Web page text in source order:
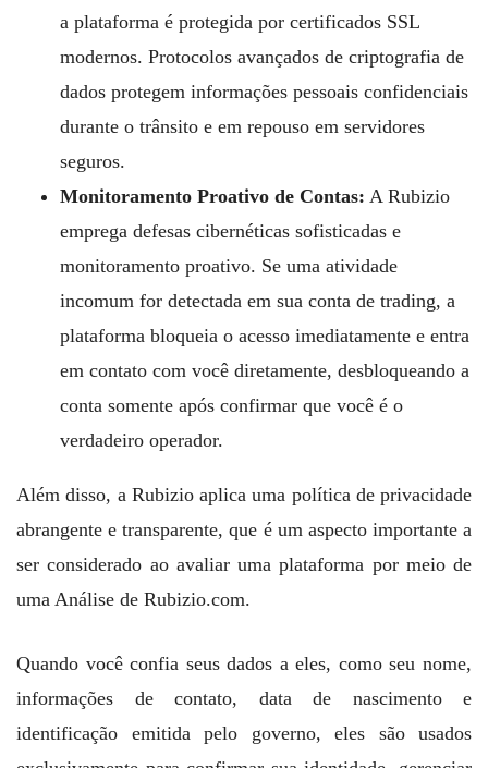
a plataforma é protegida por certificados SSL
modernos. Protocolos avançados de criptografia de
dados protegem informações pessoais confidenciais
durante o trânsito e em repouso em servidores
seguros.
Monitoramento Proativo de Contas: A Rubizio
emprega defesas cibernéticas sofisticadas e
monitoramento proativo. Se uma atividade
incomum for detectada em sua conta de trading, a
plataforma bloqueia o acesso imediatamente e entra
em contato com você diretamente, desbloqueando a
conta somente após confirmar que você é o
verdadeiro operador.
Além disso, a Rubizio aplica uma política de privacidade
abrangente e transparente, que é um aspecto importante a
ser considerado ao avaliar uma plataforma por meio de
uma Análise de Rubizio.com.
Quando você confia seus dados a eles, como seu nome,
informações de contato, data de nascimento e
identificação emitida pelo governo, eles são usados